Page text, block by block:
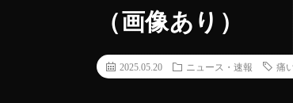
（画像あり）
2025.05.20 ニュース・速報 痛